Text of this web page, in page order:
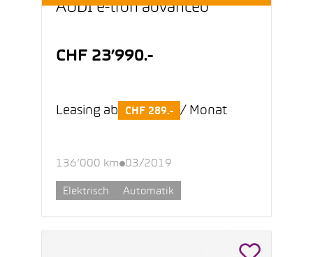
AUDI e-tron advanced
CHF 23’990.-
Leasing ab CHF 289.- / Monat
136’000 km 03/2019
Elektrisch Automatik